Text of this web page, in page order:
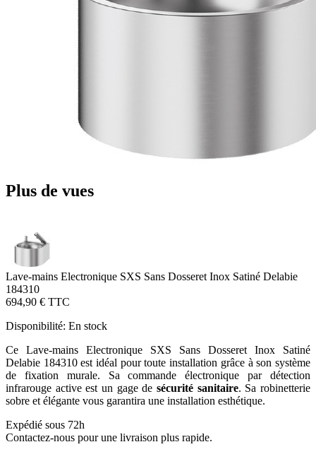
Plus de vues
Lave-mains Electronique SXS Sans Dosseret Inox Satiné Delabie
184310
694,90 € TTC
Disponibilité: En stock
Ce Lave-mains Electronique SXS Sans Dosseret Inox Satiné
Delabie 184310 est idéal pour toute installation grâce à son système
de fixation murale. Sa commande électronique par détection
infrarouge active est un gage de sécurité sanitaire. Sa robinetterie
sobre et élégante vous garantira une installation esthétique.
Expédié sous 72h
Contactez-nous pour une livraison plus rapide.